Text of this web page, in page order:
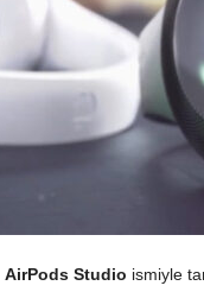
AirPods Studio ismiyle